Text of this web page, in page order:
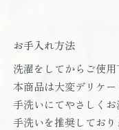
お手入れ方法
洗濯をしてからご使用
本商品は大変デリケ
手洗いにてやさしくお
手洗いを推奨しており